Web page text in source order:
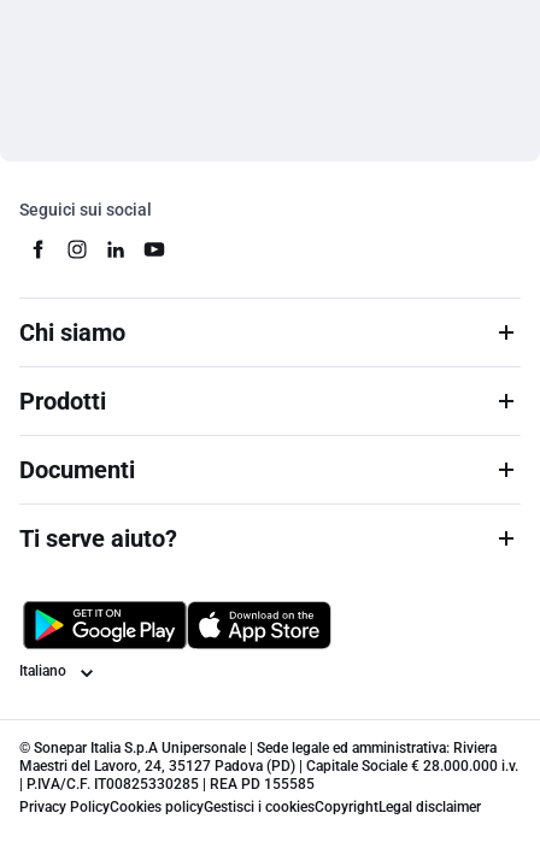
Seguici sui social
Chi siamo
Prodotti
Documenti
Ti serve aiuto?
Lingua
© Sonepar Italia S.p.A Unipersonale | Sede legale ed amministrativa: Riviera
Maestri del Lavoro, 24, 35127 Padova (PD) | Capitale Sociale € 28.000.000 i.v.
| P.IVA/C.F. IT00825330285 | REA PD 155585
Privacy PolicyCookies policyGestisci i cookiesCopyrightLegal disclaimer